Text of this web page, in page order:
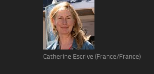
Catherine Escrive (France/France)